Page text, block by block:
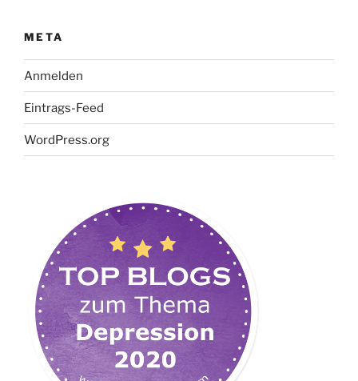
META
Anmelden
Eintrags-Feed
WordPress.org